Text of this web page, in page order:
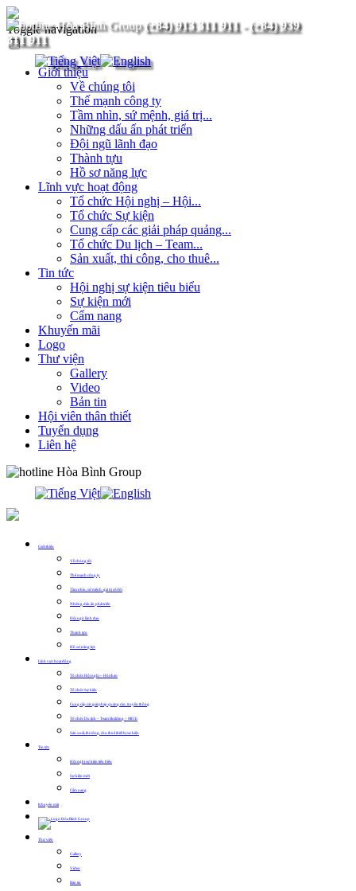
(+84) 913 311 911- (+84) 939
311 911
Toggle navigation
Giới thiệu
Về chúng tôi
Thế mạnh công ty
Tầm nhìn, sứ mệnh, giá trị...
Những dấu ấn phát triển
Đội ngũ lãnh đạo
Thành tựu
Hồ sơ năng lực
Lĩnh vực hoạt động
Tổ chức Hội nghị – Hội...
Tổ chức Sự kiện
Cung cấp các giải pháp quảng...
Tổ chức Du lịch – Team...
Sản xuất, thi công, cho thuê...
Tin tức
Hội nghị sự kiện tiêu biểu
Sự kiện mới
Cẩm nang
Khuyến mãi
Logo
Thư viện
Gallery
Video
Bản tin
Hội viên thân thiết
Tuyển dụng
Liên hệ
Giới thiệu
Về chúng tôi
Thế mạnh công ty
Tầm nhìn, sứ mệnh, giá trị cốt lõi
Những dấu ấn phát triển
Đội ngũ lãnh đạo
Thành tựu
Hồ sơ năng lực
Lĩnh vực hoạt động
Tổ chức Hội nghị – Hội thảo
Tổ chức Sự kiện
Cung cấp các giải pháp quảng cáo, truyền thông
Tổ chức Du lịch – Team Building – MICE
Sản xuất, thi công, cho thuê thiết bị sự kiện
Tin tức
Hội nghị sự kiện tiêu biểu
Sự kiện mới
Cẩm nang
Khuyến mãi
Thư viện
Gallery
Video
Bản tin